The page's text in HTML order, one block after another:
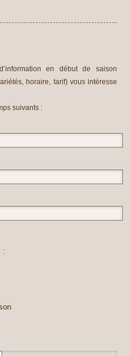
en début de saison
horaire, tarif) vous intéresse
suivants :
: